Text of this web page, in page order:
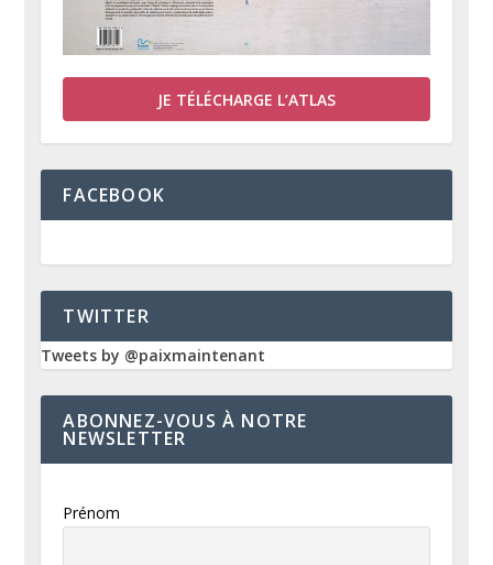
JE TÉLÉCHARGE L’ATLAS
FACEBOOK
TWITTER
Tweets by @paixmaintenant
ABONNEZ-VOUS À NOTRE
NEWSLETTER
Prénom